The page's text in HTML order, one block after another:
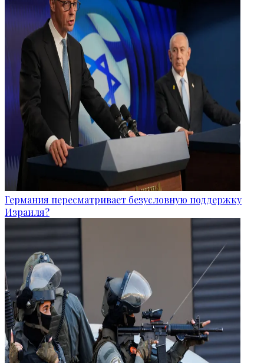
Германия пересматривает безусловную поддержку
Израиля?